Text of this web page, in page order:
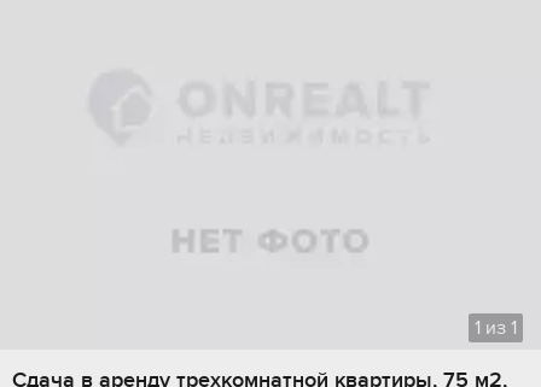
1 из 1
Сдача в аренду трехкомнатной квартиры, 75 м2,